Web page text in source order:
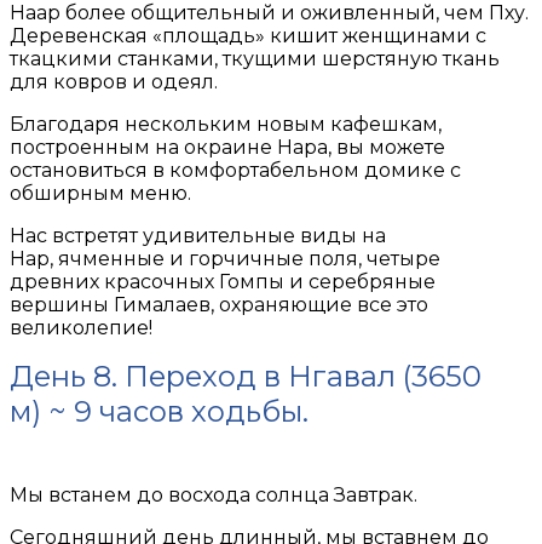
Наар более общительный и оживленный, чем Пху.
Деревенская «площадь» кишит женщинами с
ткацкими станками, ткущими шерстяную ткань
для ковров и одеял.
Благодаря нескольким новым кафешкам,
построенным на окраине Нара, вы можете
остановиться в комфортабельном домике с
обширным меню.
Нас встретят удивительные виды на
Нар, ячменные и горчичные поля, четыре
древних красочных Гомпы и серебряные
вершины Гималаев, охраняющие все это
великолепие!
День 8. Переход в Нгавал (3650
м) ~ 9 часов ходьбы.
Мы встанем до восхода солнца Завтрак.
Сегодняшний день длинный, мы вставнем до